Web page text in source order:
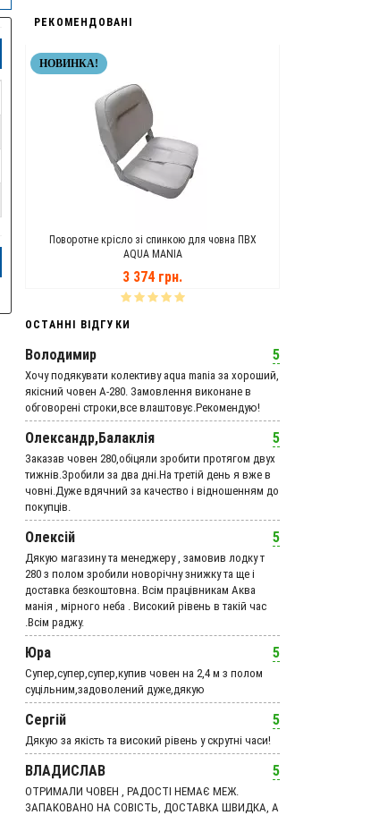
РЕКОМЕНДОВАНІ
НОВИНКА!
Поворотне крісло зі спинкою для човна ПВХ
AQUA MANIA
3 374 грн.
ОСТАННІ ВІДГУКИ
Володимир 5
Хочу подякувати колективу aqua mania за хороший,
якісний човен А-280. Замовлення виконане в
обговорені строки,все влаштовує.Рекомендую!
Олександр,Балаклія 5
Заказав човен 280,обіцяли зробити протягом двух
тижнів.Зробили за два дні.На третій день я вже в
човні.Дуже вдячний за качество і відношенням до
покупців.
Олексій 5
Дякую магазину та менеджеру , замовив лодку т
280 з полом зробили новорічну знижку та ще і
доставка безкоштовна. Всім працівникам Аква
манія , мірного неба . Високий рівень в такій час
.Всім раджу.
Юра 5
Супер,супер,супер,купив човен на 2,4 м з полом
суцільним,задоволений дуже,дякую
Сергій 5
Дякую за якість та високий рівень у скрутні часи!
ВЛАДИСЛАВ 5
ОТРИМАЛИ ЧОВЕН , РАДОСТІ НЕМАЄ МЕЖ.
ЗАПАКОВАНО НА СОВІСТЬ, ДОСТАВКА ШВИДКА, А